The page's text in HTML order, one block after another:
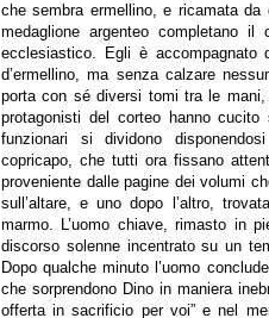
che sembra ermellino, e ricamata
medaglione argenteo completano
ecclesiastico. Egli è
d’ermellino, ma senza calzare
porta con sé diversi tomi tra le
protagonisti del corteo hanno
funzionari si dividono
copricapo, che tutti ora fissano
proveniente dalle pagine dei volumi
sull’altare, e uno dopo l’altro,
marmo. L’uomo chiave, rimasto in
discorso solenne incentrato su un
Dopo qualche minuto l’uomo
che sorprendono Dino in maniera
offerta in sacrificio per voi” e nel